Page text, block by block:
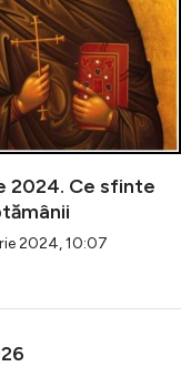
2024. Ce sfinte
2024, 10:07